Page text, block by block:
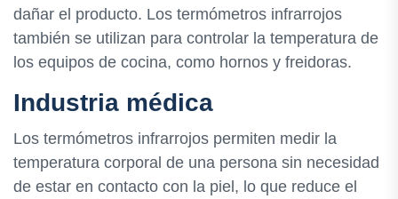
dañar el producto. Los termómetros infrarrojos
también se utilizan para controlar la temperatura de
los equipos de cocina, como hornos y freidoras.
Industria médica
Los termómetros infrarrojos permiten medir la
temperatura corporal de una persona sin necesidad
de estar en contacto con la piel, lo que reduce el